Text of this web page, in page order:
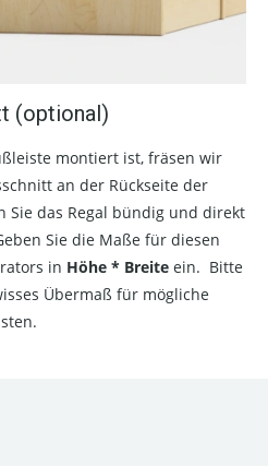
(optional)
montiert ist, fräsen wir
an der Rückseite der
Sie das Regal bündig und direkt
Sie die Maße für diesen
in Höhe * Breite ein. Bitte
Übermaß für mögliche